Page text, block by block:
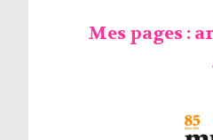
Mes pages :